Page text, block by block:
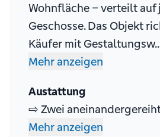
Wohnfläche – verteilt auf
Geschosse. Das Objekt
Käufer mit
Mehr anzeigen
Austattung
Mehr anzeigen